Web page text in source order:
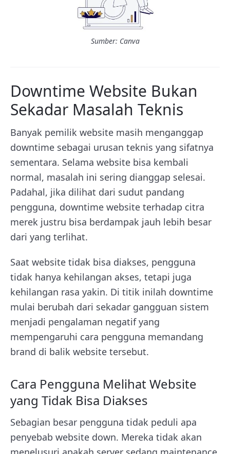
Sumber: Canva
Downtime Website Bukan
Sekadar Masalah Teknis
Banyak pemilik website masih menganggap
downtime sebagai urusan teknis yang sifatnya
sementara. Selama website bisa kembali
normal, masalah ini sering dianggap selesai.
Padahal, jika dilihat dari sudut pandang
pengguna, downtime website terhadap citra
merek justru bisa berdampak jauh lebih besar
dari yang terlihat.
Saat website tidak bisa diakses, pengguna
tidak hanya kehilangan akses, tetapi juga
kehilangan rasa yakin. Di titik inilah downtime
mulai berubah dari sekadar gangguan sistem
menjadi pengalaman negatif yang
mempengaruhi cara pengguna memandang
brand di balik website tersebut.
Cara Pengguna Melihat Website
yang Tidak Bisa Diakses
Sebagian besar pengguna tidak peduli apa
penyebab website down. Mereka tidak akan